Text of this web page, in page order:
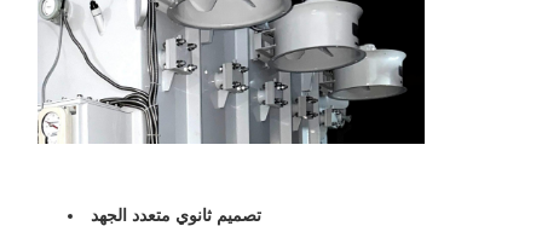
تصميم ثانوي متعدد الجهد